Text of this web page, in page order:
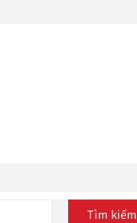
Tìm kiếm